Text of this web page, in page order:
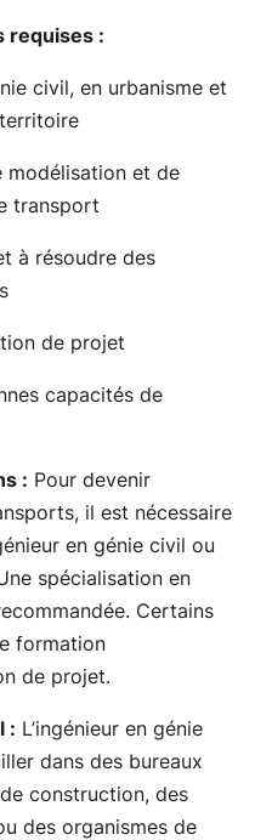
requises :
civil, en urbanisme et
modélisation et de
transport
à résoudre des
de projet
capacités de
: Pour devenir
il est nécessaire
en génie civil ou
spécialisation en
Certains
formation
de projet.
: L’ingénieur en génie
dans des bureaux
construction, des
des organismes de